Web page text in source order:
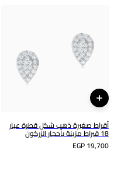
رقم الموديل
314021800461181
أقراط صغيرة ذهب شكل قطرة عيار
18 قيراط مزينة بأحجار الزركون
EGP 19,700